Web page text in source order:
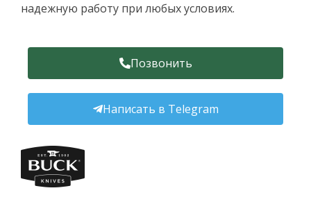
надежную работу при любых условиях.
Позвонить
Написать в Telegram